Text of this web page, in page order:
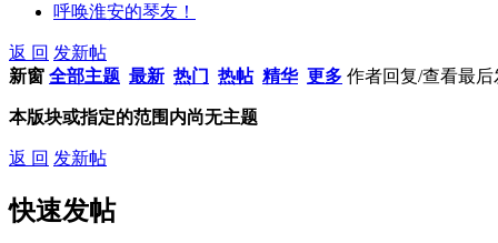
呼唤淮安的琴友！
返 回 发新帖
新窗 全部主题 最新 热门 热帖 精华 更多 作者回复/查看最后
本版块或指定的范围内尚无主题
返 回 发新帖
快速发帖